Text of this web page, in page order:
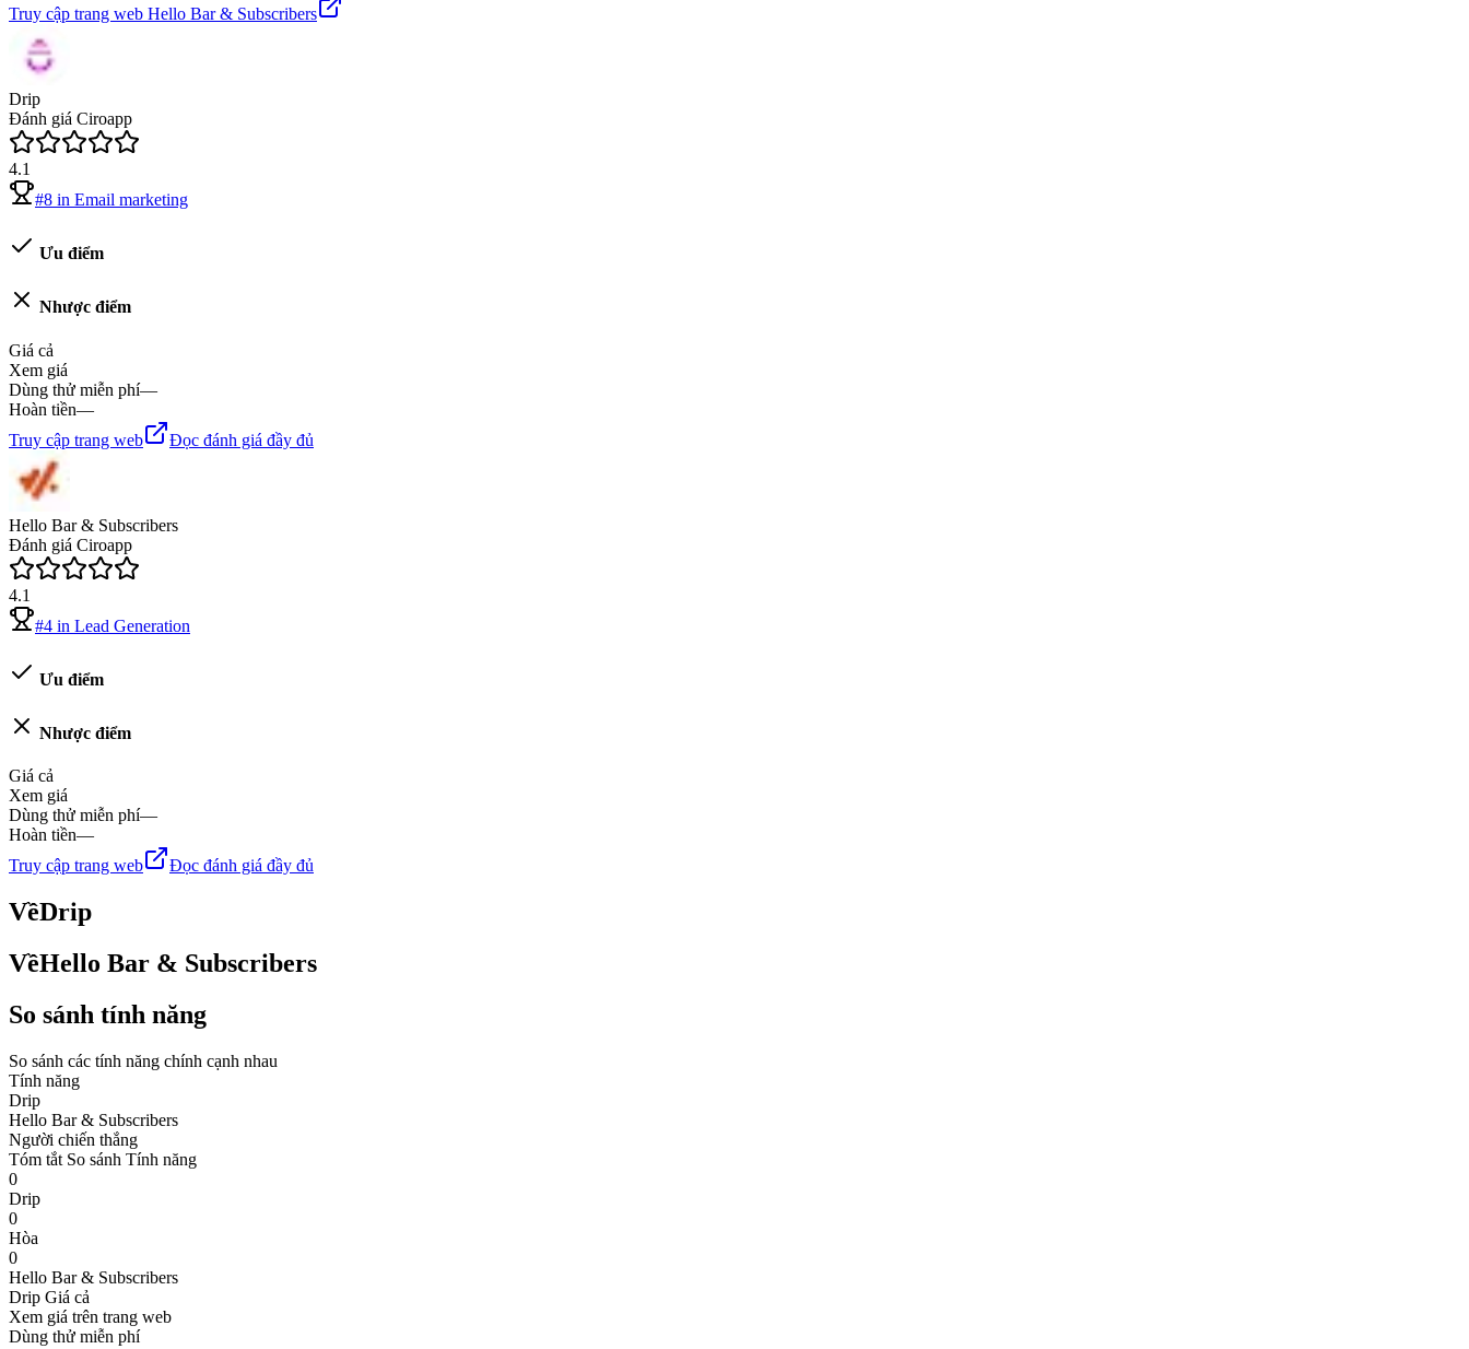
Truy cập trang web Hello Bar & Subscribers
Drip
Đánh giá Ciroapp
4.1
#8 in Email marketing
Ưu điểm
Nhược điểm
Giá cả
Xem giá
Dùng thử miễn phí—
Hoàn tiền—
Truy cập trang web
Đọc đánh giá đầy đủ
Hello Bar & Subscribers
Đánh giá Ciroapp
4.1
#4 in Lead Generation
Ưu điểm
Nhược điểm
Giá cả
Xem giá
Dùng thử miễn phí—
Hoàn tiền—
Truy cập trang web
Đọc đánh giá đầy đủ
VềDrip
VềHello Bar & Subscribers
So sánh tính năng
So sánh các tính năng chính cạnh nhau
Tính năng
Drip
Hello Bar & Subscribers
Người chiến thắng
Tóm tắt So sánh Tính năng
0
Drip
0
Hòa
0
Hello Bar & Subscribers
Drip Giá cả
Xem giá trên trang web
Dùng thử miễn phí